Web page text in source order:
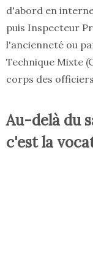
d'abord en
puis Inspecteur
l'ancienneté ou
Technique Mixte
corps des
Au-delà du
c'est la